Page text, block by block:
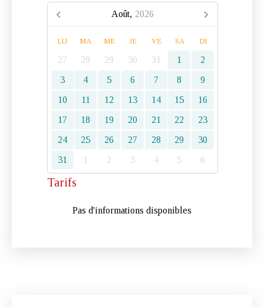
Août, 2026
LU MA ME JE VE SA DI
27 28 29 30 31 1
2
3
4 5 6 7 8
9
10
11 12 13 14 15
16
17
18 19 20 21 22
23
24
25 26 27 28 29
30
31
1 2 3 4 5 6
Tarifs
Pas d'informations disponibles